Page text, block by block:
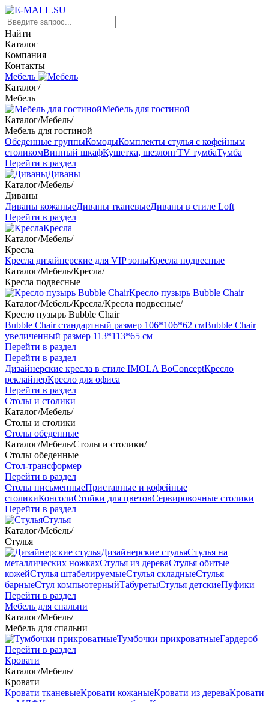
Найти
Каталог
Компания
Контакты
Мебель
Каталог/
Мебель
Мебель для гостиной
Каталог/Мебель/
Мебель для гостиной
Обеденные группыКомодыКомплекты стулья с кофейным
столикомВинный шкафКушетка, шезлонгTV тумбаТумба
Перейти в раздел
Диваны
Каталог/Мебель/
Диваны
Диваны кожаныеДиваны тканевыеДиваны в стиле Loft
Перейти в раздел
Кресла
Каталог/Мебель/
Кресла
Кресла дизайнерские для VIP зоныКресла подвесные
Каталог/Мебель/Кресла/
Кресла подвесные
Кресло пузырь Bubble Chair
Каталог/Мебель/Кресла/Кресла подвесные/
Кресло пузырь Bubble Chair
Bubble Chair стандартный размер 106*106*62 смBubble Chair
увеличенный размер 113*113*65 см
Перейти в раздел
Перейти в раздел
Дизайнерские кресла в стиле IMOLA BoConceptКресло
реклайнерКресло для офиса
Перейти в раздел
Столы и столики
Каталог/Мебель/
Столы и столики
Столы обеденные
Каталог/Мебель/Столы и столики/
Столы обеденные
Стол-трансформер
Перейти в раздел
Столы письменныеПриставные и кофейные
столикиКонсолиСтойки для цветовСервировочные столики
Перейти в раздел
Стулья
Каталог/Мебель/
Стулья
Дизайнерские стульяСтулья на
металлических ножкахСтулья из дереваСтулья обитые
кожейСтулья штабелируемыеСтулья складныеСтулья
барныеСтул компьютерныйТабуретыСтулья детскиеПуфики
Перейти в раздел
Мебель для спальни
Каталог/Мебель/
Мебель для спальни
Тумбочки прикроватныеГардероб
Перейти в раздел
Кровати
Каталог/Мебель/
Кровати
Кровати тканевыеКровати кожаныеКровати из дереваКровати